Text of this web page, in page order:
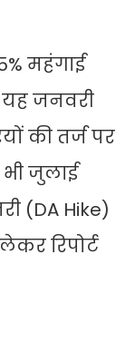
महंगाई
यह जनवरी
की तर्ज पर
जुलाई
(DA Hike)
रिपोर्ट